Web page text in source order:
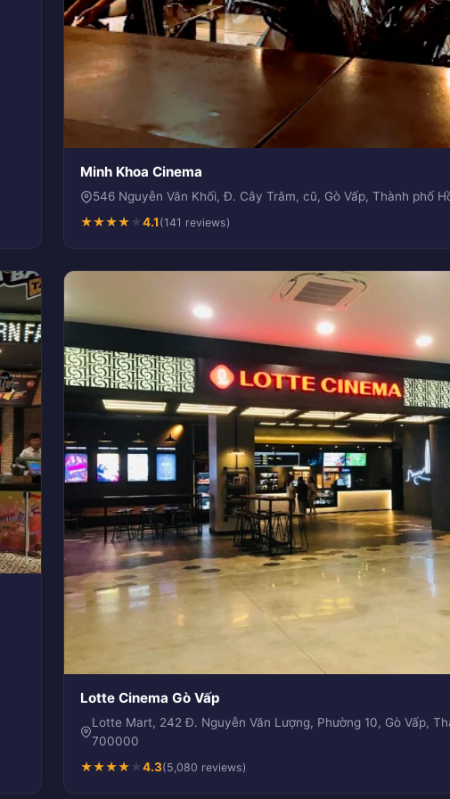
Minh Khoa Cinema
546 Nguyễn Văn Khối, Đ. Cây Trâm, cũ, Gò Vấp, Thành phố
★★★★★4.1 (141 reviews)
Lotte Cinema Gò Vấp
Lotte Mart, 242 Đ. Nguyễn Văn Lượng, Phường 10, Gò Vấp,
700000
★★★★★4.3(5,080 reviews)